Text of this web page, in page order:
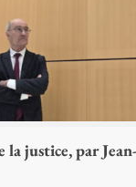
la justice, par